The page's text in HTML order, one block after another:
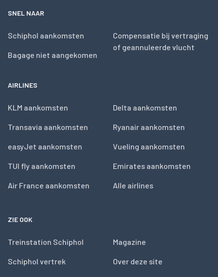
SNEL NAAR
Schiphol aankomsten
Bagage niet aangekomen
Compensatie bij vertraging
of geannuleerde vlucht
AIRLINES
KLM aankomsten
Transavia aankomsten
easyJet aankomsten
TUI fly aankomsten
Air France aankomsten
Delta aankomsten
Ryanair aankomsten
Vueling aankomsten
Emirates aankomsten
Alle airlines
ZIE OOK
Treinstation Schiphol
Schiphol vertrek
Magazine
Over deze site